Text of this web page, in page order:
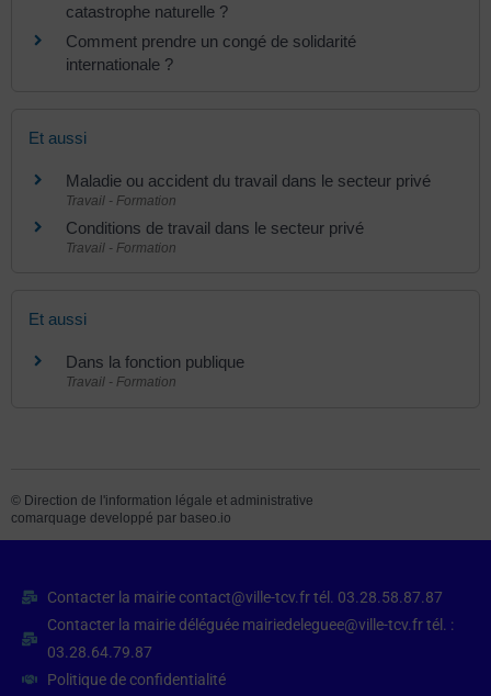
catastrophe naturelle ?
Comment prendre un congé de solidarité
internationale ?
Et aussi
Maladie ou accident du travail dans le secteur privé
Travail - Formation
Conditions de travail dans le secteur privé
Travail - Formation
Et aussi
Dans la fonction publique
Travail - Formation
© Direction de l'information légale et administrative
comarquage developpé par baseo.io
Contacter la mairie contact@ville-tcv.fr tél. 03.28.58.87.87
Contacter la mairie déléguée mairiedeleguee@ville-tcv.fr tél. :
03.28.64.79.87
Politique de confidentialité